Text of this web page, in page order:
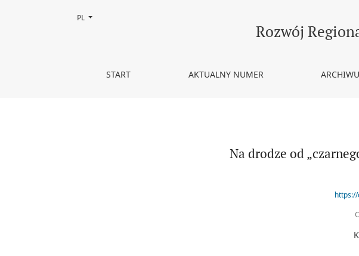
Na drodze od „czarnego” do „zielonego” trójkąta pograniczna
Rozwój
START AKTUALNY NUMER
Zmień język, obecnie wybrany to:
PL
Na drodze od